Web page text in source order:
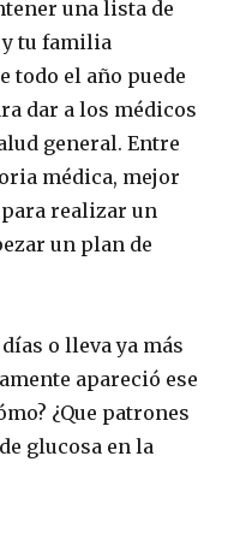
una lista de
tu familia
todo el año puede
dar a los médicos
general. Entre
médica, mejor
realizar un
un plan de
o lleva ya más
apareció ese
¿Que patrones
glucosa en la